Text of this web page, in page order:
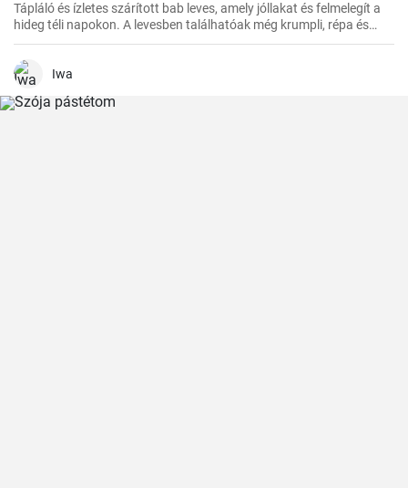
Tápláló és ízletes szárított bab leves, amely jóllakat és felmelegít a
hideg téli napokon. A levesben találhatóak még krumpli, répa és
hagyma is, amelyek gazdag ízt és illatot kölcsönöznek neki.
Iwa